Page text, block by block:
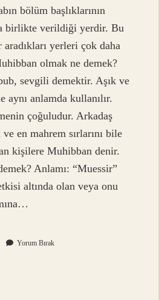
bölüm başlıklarının
birlikte verildiği yerdir. Bu
yerleri çok daha
olmak ne demek?
sevgili demektir. Aşık ve
anlamda kullanılır.
çoğuludur. Arkadaş
en mahrem sırlarını bile
kişilere Muhibban denir.
Anlamı: “Muessir”
altında olan veya onu
Yorum Bırak